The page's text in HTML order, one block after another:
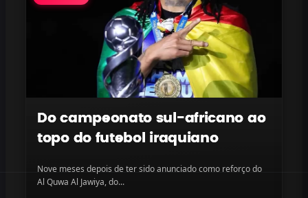
Do campeonato sul-africano ao
topo do futebol iraquiano
Nove meses depois de ter sido anunciado como reforço do
Al Quwa Al Jawiya, do...